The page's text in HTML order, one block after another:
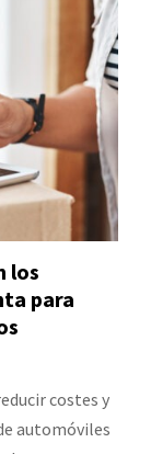
los
para
costes y
automóviles